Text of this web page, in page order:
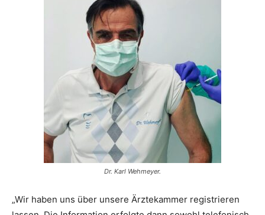
Dr. Karl Wehmeyer.
„Wir haben uns über unsere Ärztekammer registrieren